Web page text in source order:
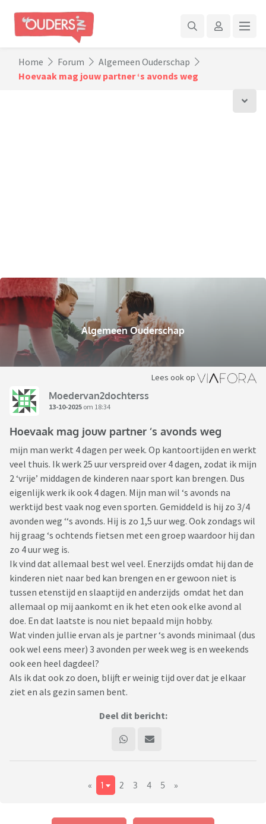
Home Forum
Algemeen Ouderschap
Hoevaak mag jouw partner ‘s avonds weg
Algemeen Ouderschap
Lees ook op
Moedervan2dochterss
13-10-2025 om 18:34
Hoevaak mag jouw partner ‘s avonds weg
mijn man werkt 4 dagen per week. Op kantoortijden en werkt
veel thuis. Ik werk 25 uur verspreid over 4 dagen, zodat ik mijn
2 ‘vrije’ middagen de kinderen naar sport kan brengen. Dus
eigenlijk werk ik ook 4 dagen. Mijn man wil ‘s avonds na
werktijd best vaak nog even sporten. Gemiddeld is hij zo 3/4
avonden weg ‘‘s avonds. Hij is zo 1,5 uur weg. Ook zondags wil
hij graag ‘s ochtends fietsen met een groep waardoor hij dan
zo 4 uur weg is.
Ik vind dat allemaal best wel veel. Enerzijds omdat hij dan de
kinderen niet naar bed kan brengen en er gewoon niet is
tussen etenstijd en slaaptijd en anderzijds omdat het dan
allemaal op mij aankomt en ik het eten ook elke avond al
doe. En dat laatste is nou niet bepaald mijn hobby.
Wat vinden jullie ervan als je partner ‘s avonds minimaal (dus
ook wel eens meer) 3 avonden per week weg is en weekends
ook een heel dagdeel?
Als ik dat ook zo doen, blijft er weinig tijd over dat je elkaar
ziet en als gezin samen bent.
Deel dit bericht:
« 1 2 3 4 5 »